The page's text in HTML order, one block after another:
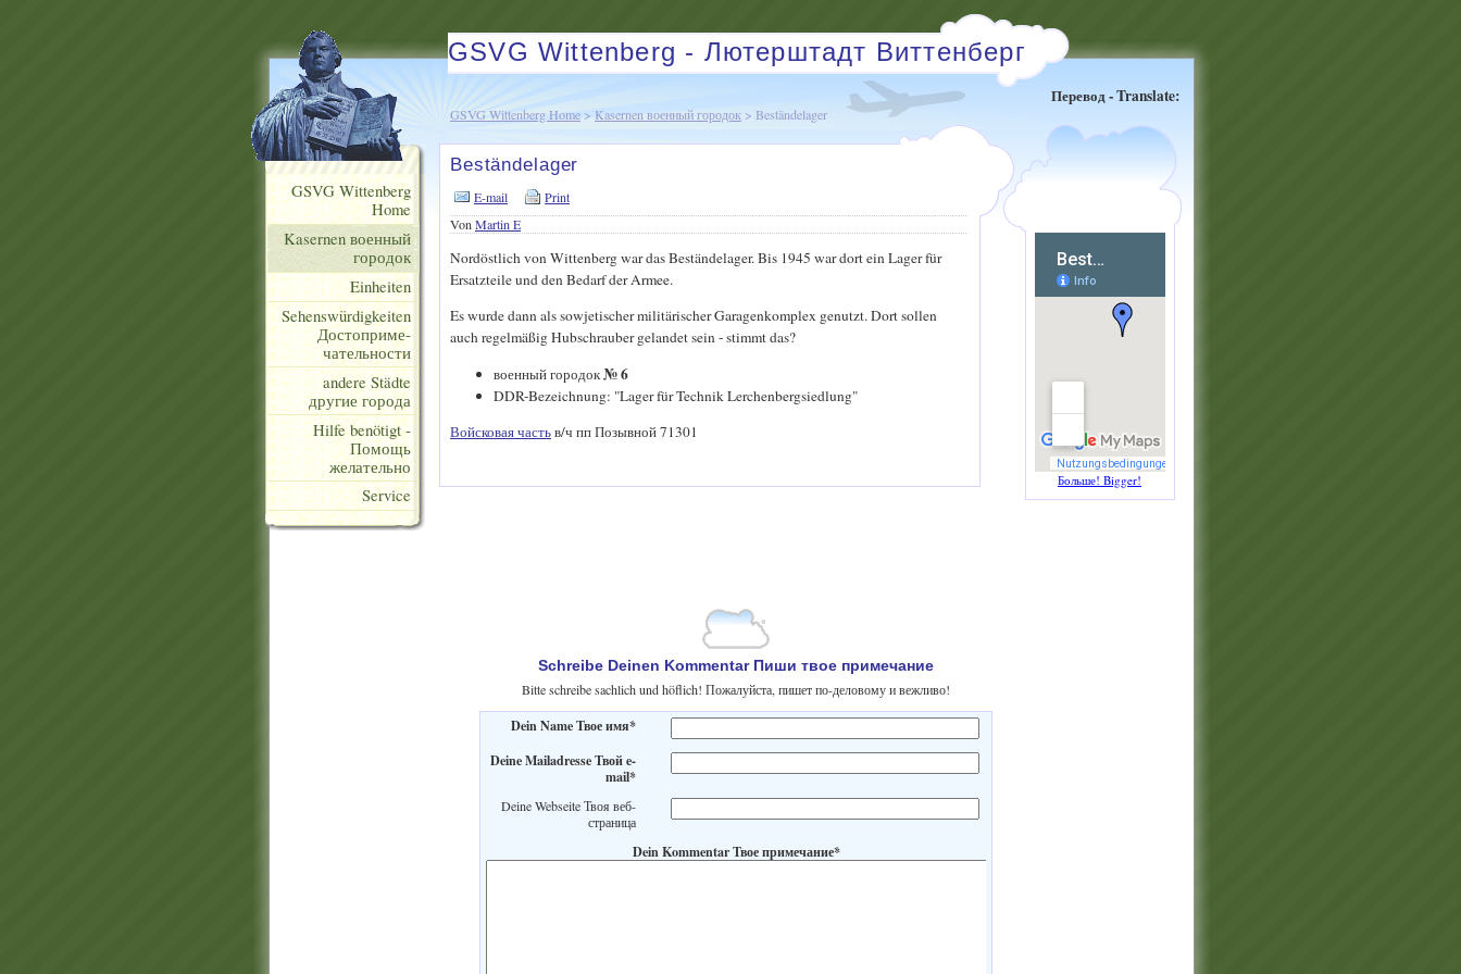
GSVG Wittenberg - Лютерштадт Виттенберг
Перевод - Translate:
GSVG Wittenberg Home> Kasernen военный городок > Beständelager
GSVG Wittenberg
Home
Kasernen военный
городок
Einheiten
Sehenswürdigkeiten
Достоприме-
чательности
andere Städte
другие города
Hilfe benötigt -
Помощь
желательно
Service
Beständelager
E-mail
Print
Von Martin E
Nordöstlich von Wittenberg war das Beständelager. Bis 1945 war dort ein Lager für
Ersatzteile und den Bedarf der Armee.
Es wurde dann als sowjetischer militärischer Garagenkomplex genutzt. Dort sollen
auch regelmäßig Hubschrauber gelandet sein - stimmt das?
военный городок№ 6
DDR-Bezeichnung: "Lager für Technik Lerchenbergsiedlung"
Войсковая частьв/ч пп Позывной 71301
Больше! Bigger!
Schreibe Deinen Kommentar Пиши твое примечание
Bitte schreibe sachlich und höflich! Пожалуйста, пишет по-деловому и вежливо!
Dein Name Твое имя*
Deine Mailadresse Твой e-
mail*
Deine Webseite Твоя веб-
страница
Dein Kommentar Твое примечание*